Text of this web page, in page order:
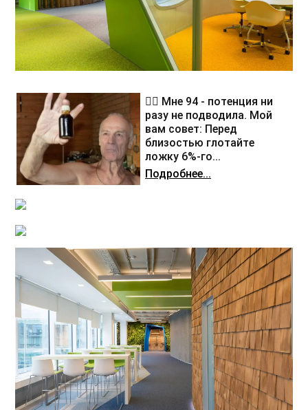
❤️‍🔥 Мне 94 - потенция ни
разу не подводила. Мой
вам совет: Перед
близостью глотайте
ложку 6%-го...
Подробнее...